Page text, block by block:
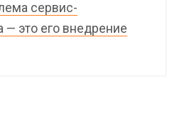
сервис-
это его внедрение